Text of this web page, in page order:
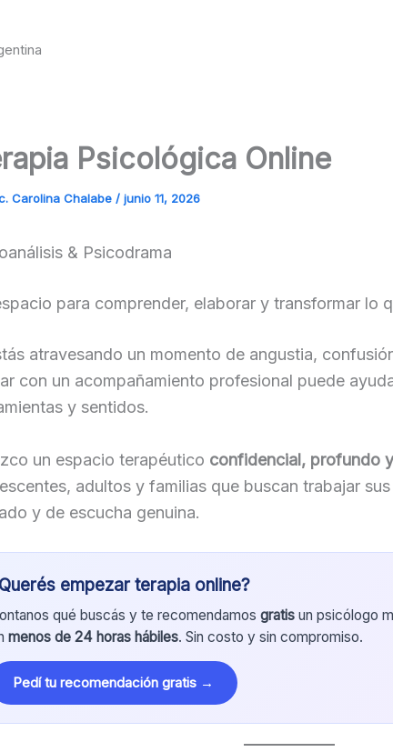
Psicológica Online
Carolina Chalabe / junio 11, 2026
& Psicodrama
para comprender, elaborar y transformar lo
atravesando un momento de angustia,
con un acompañamiento profesional puede
y sentidos.
un espacio terapéutico confidencial, profundo
adultos y familias que buscan trabajar
y de escucha genuina.
empezar terapia online?
qué buscás y te recomendamos gratis un psicólogo
menos de 24 horas hábiles. Sin costo y sin compromiso.
Pedí tu recomendación gratis →